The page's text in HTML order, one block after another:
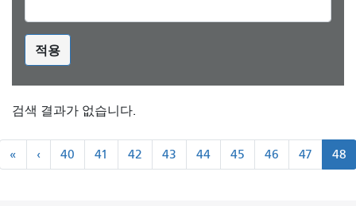
적용
검색 결과가 없습니다.
쪽
수
«
처
‹``
이
40 41 42 43 44 45 46 47 48